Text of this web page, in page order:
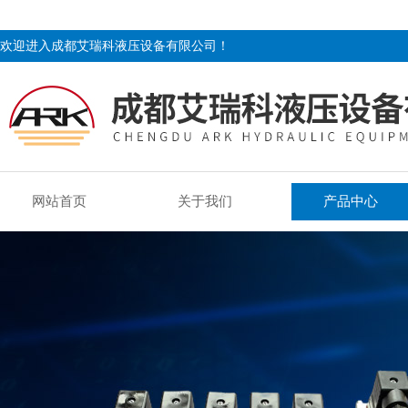
欢迎进入成都艾瑞科液压设备有限公司！
网站首页 关于我们 产品中心